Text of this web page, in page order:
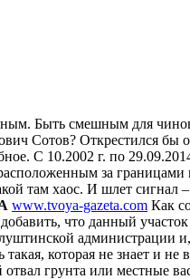
Быть смешным для
Сотов? Открестился бы
С 10.2002 г. по
за
там хаос. И шлет сигнал
www.tvoya-gazeta.com Как
что данный
администрации
которая не знает и
грунта или местные